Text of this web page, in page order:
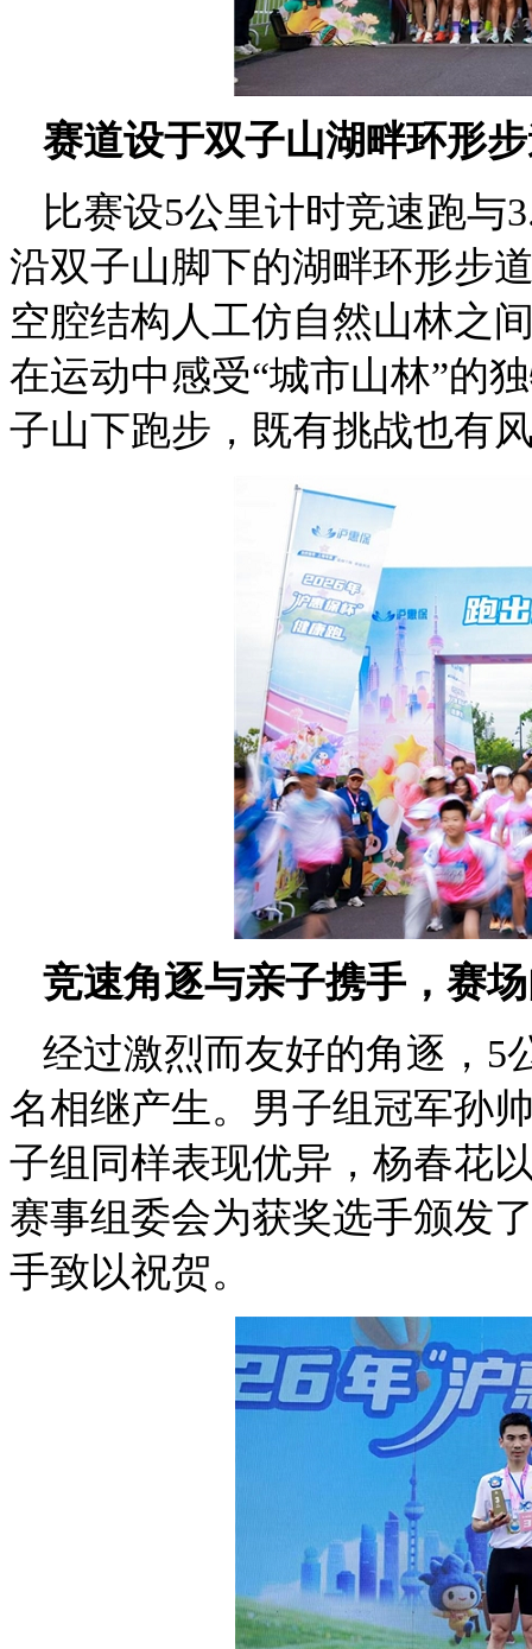
赛道设于双子山湖畔环形
比赛设5公里计时竞速跑与
沿双子山脚下的湖畔环形步
空腔结构人工仿自然山林之
在运动中感受“城市山林”的
子山下跑步，既有挑战也有
竞速角逐与亲子携手，赛
经过激烈而友好的角逐，5
名相继产生。男子组冠军孙
子组同样表现优异，杨春花
赛事组委会为获奖选手颁发
手致以祝贺。